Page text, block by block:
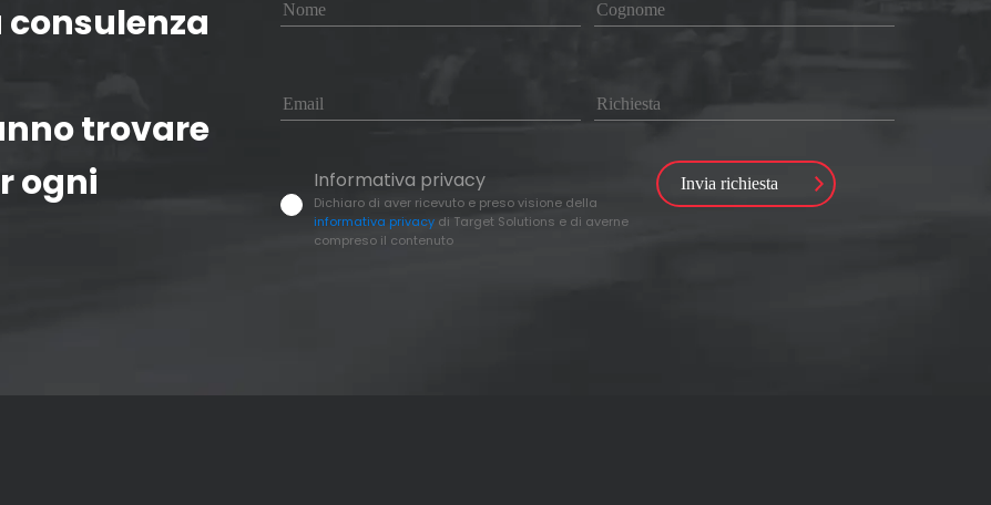
consulenza
trovare
ogni
Informativa privacy
Dichiaro di aver ricevuto e preso visione della
informativa privacy di Target Solutions e di averne
compreso il contenuto